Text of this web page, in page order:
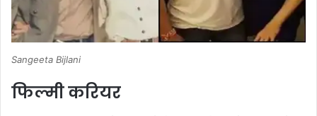
Sangeeta Bijlani
फिल्मी करियर